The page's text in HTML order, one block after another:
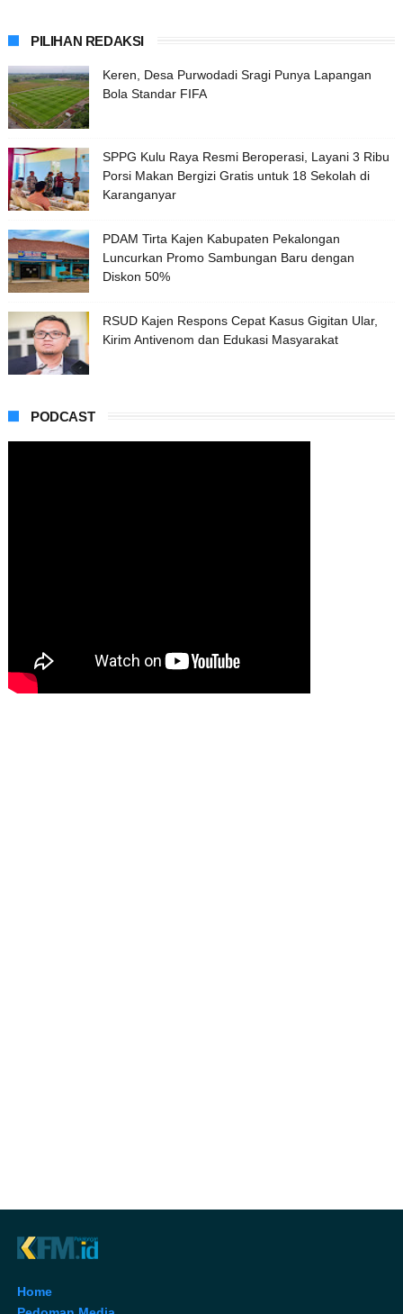
PILIHAN REDAKSI
Keren, Desa Purwodadi Sragi Punya Lapangan
Bola Standar FIFA
SPPG Kulu Raya Resmi Beroperasi, Layani 3 Ribu
Porsi Makan Bergizi Gratis untuk 18 Sekolah di
Karanganyar
PDAM Tirta Kajen Kabupaten Pekalongan
Luncurkan Promo Sambungan Baru dengan
Diskon 50%
RSUD Kajen Respons Cepat Kasus Gigitan Ular,
Kirim Antivenom dan Edukasi Masyarakat
PODCAST
Home